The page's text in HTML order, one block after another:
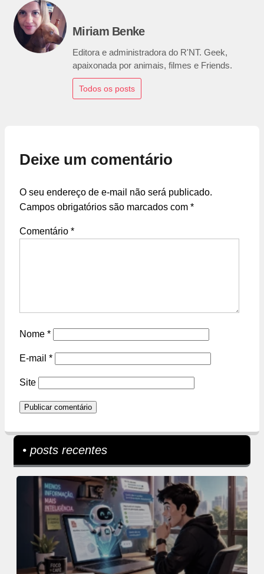
Miriam Benke
Editora e administradora do R'NT. Geek,
apaixonada por animais, filmes e Friends.
Todos os posts
Deixe um comentário
O seu endereço de e-mail não será publicado.
Campos obrigatórios são marcados com *
Comentário *
Nome *
E-mail *
Site
• posts recentes